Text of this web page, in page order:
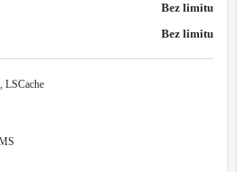
Bez limitu
Bez limitu
LSCache